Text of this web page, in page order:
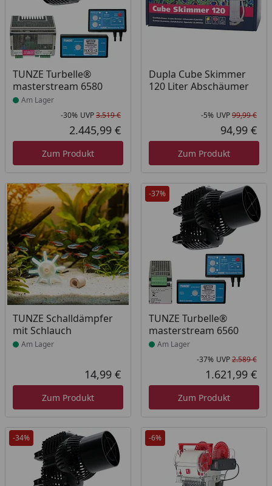
TUNZE Turbelle®
masterstream 6580
Produkt am Lager
Am Lager
Rabatt in Prozent
-30%
Ursprünglicher Preis
UVP3.519 €
Aktueller Preis
2.445,99 €
Zum Produkt
Dupla Cube Skimmer
120 Liter Abschäumer
-5% UVP99,99 €
94,99 €
Zum Produkt
TUNZE Schalldämpfer
mit Schlauch
Produkt am Lager
Am Lager
Aktueller Preis
14,99 €
Zum Produkt
-37%
TUNZE Turbelle®
masterstream 6560
Produkt am Lager
Am Lager
-37% UVP2.589 €
1.621,99 €
Zum Produkt
-34% -6%